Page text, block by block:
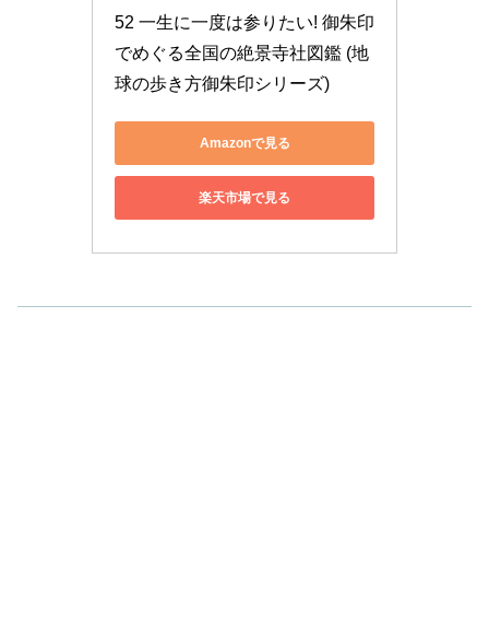
52 一生に一度は参りたい! 御朱印
でめぐる全国の絶景寺社図鑑 (地
球の歩き方御朱印シリーズ)
Amazonで見る
楽天市場で見る